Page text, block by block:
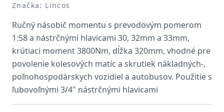
Značka: Lincos
Ručný násobič momentu s prevodovým pomerom
1:58 a nástrčnými hlavicami 30, 32mm a 33mm,
krútiaci moment 3800Nm, dĺžka 320mm, vhodné pre
povolenie kolesových matíc a skrutiek nákladných-,
poľnohospodárskych vozidiel a autobusov. Použitie s
ľubovoľnými 3/4" nástrčnými hlavicami